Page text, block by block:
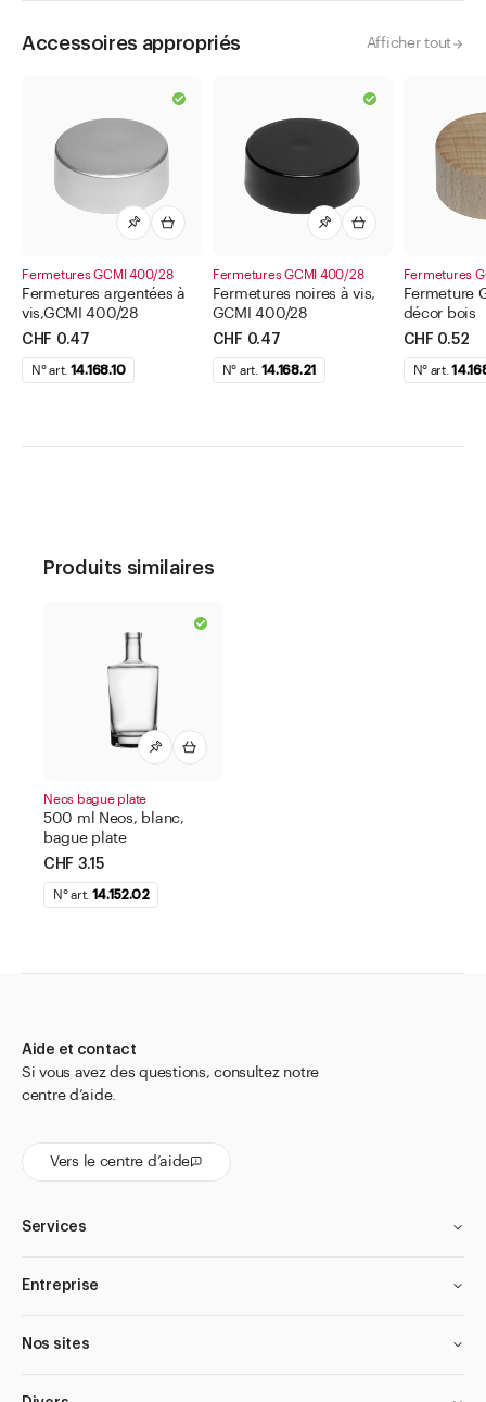
Accessoires appropriés Afficher tout
Fermetures GCMI 400/28
Fermetures argentées à
vis,GCMI 400/28
CHF 0.47
N° art. 14.168.10
Fermetures GCMI 400/28
Fermetures noires à vis,
GCMI 400/28
CHF 0.47
N° art. 14.168.21
Fermetures
Fermeture
décor bois
CHF 0.52
N° art.
Produits similaires
Neos bague plate
500 ml Neos, blanc,
bague plate
CHF 3.15
N° art. 14.152.02
Aide et contact
Si vous avez des questions, consultez notre
centre d’aide.
Vers le centre d’aide
Services
Entreprise
Nos sites